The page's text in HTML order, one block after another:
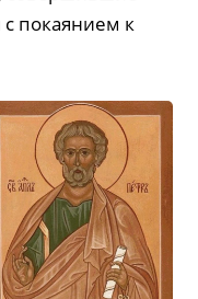
покаянием к